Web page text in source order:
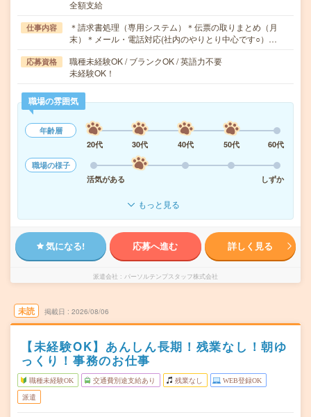
全額支給
仕事内容
＊請求書処理（専用システム）＊伝票の取りまとめ（月
末）＊メール・電話対応(社内のやりとり中心です○）…
応募資格
職種未経験OK / ブランクOK / 英語力不要
未経験OK！
職場の雰囲気
年齢層
20代
30代 40代 50代
60代
職場の様子
活気がある
しずか
もっと見る
気になる! 応募へ進む 詳しく見る
派遣会社 パーソルテンプスタッフ株式会社
未読 掲載日 2026/08/06
【未経験OK】あんしん長期！残業なし！朝ゆ
っくり！事務のお仕事
職種未経験OK 交通費別途支給あり 残業なし WEB登録OK
派遣